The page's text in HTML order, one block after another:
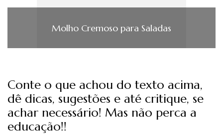
Molho Cremoso para Saladas
Conte o que achou do texto acima,
dê dicas, sugestões e até critique, se
achar necessário! Mas não perca a
educação!!